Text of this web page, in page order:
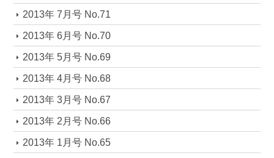
2013年 7月号 No.71
2013年 6月号 No.70
2013年 5月号 No.69
2013年 4月号 No.68
2013年 3月号 No.67
2013年 2月号 No.66
2013年 1月号 No.65